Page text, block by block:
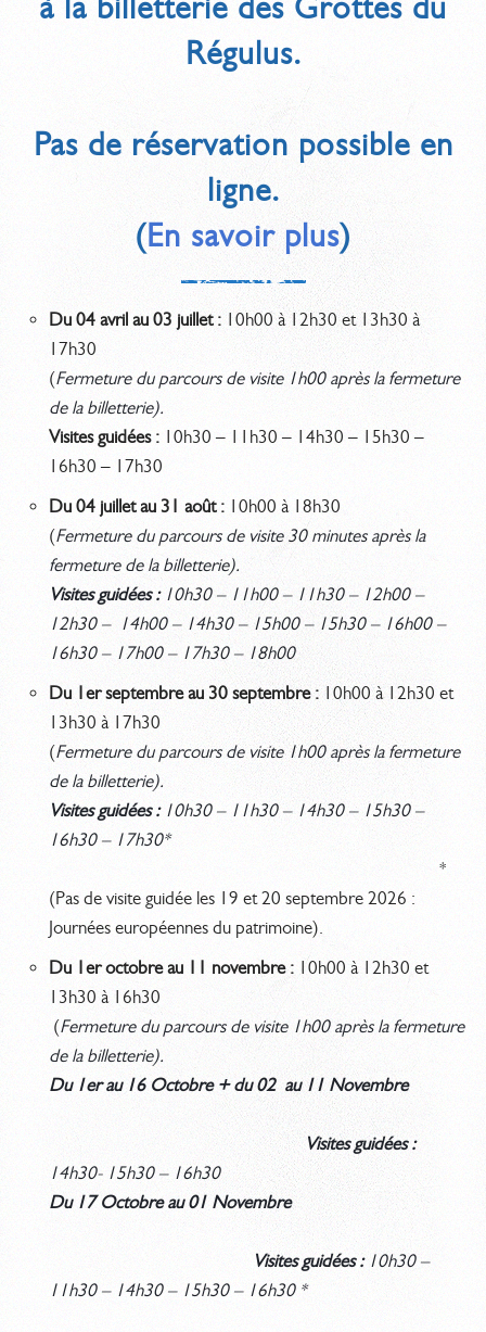
à la billetterie des Grottes du
Régulus.
Pas de réservation possible en
ligne.
(En savoir plus)
Du 04 avril au 03 juillet : 10h00 à 12h30 et 13h30 à
17h30
(Fermeture du parcours de visite 1h00 après la fermeture
de la billetterie).
Visites guidées : 10h30 – 11h30 – 14h30 – 15h30 –
16h30 – 17h30
Du 04 juillet au 31 août : 10h00 à 18h30
(Fermeture du parcours de visite 30 minutes après la
fermeture de la billetterie).
Visites guidées :10h30 – 11h00 – 11h30 – 12h00 –
12h30 – 14h00 – 14h30 – 15h00 – 15h30 – 16h00 –
16h30 – 17h00 – 17h30 – 18h00
Du 1er septembre au 30 septembre :10h00 à 12h30 et
13h30 à 17h30
(Fermeture du parcours de visite 1h00 après la fermeture
de la billetterie).
Visites guidées :10h30 – 11h30 – 14h30 – 15h30 –
16h30 – 17h30*
*
(Pas de visite guidée les 19 et 20 septembre 2026 :
Journées européennes du patrimoine).
Du 1er octobre au 11 novembre : 10h00 à 12h30 et
13h30 à 16h30
(Fermeture du parcours de visite 1h00 après la fermeture
de la billetterie).
Du 1er au 16 Octobre + du 02 au 11 Novembre
Visites guidées :
14h30- 15h30 – 16h30
Du 17 Octobre au 01 Novembre
Visites guidées : 10h30 –
11h30 – 14h30 – 15h30 – 16h30 *